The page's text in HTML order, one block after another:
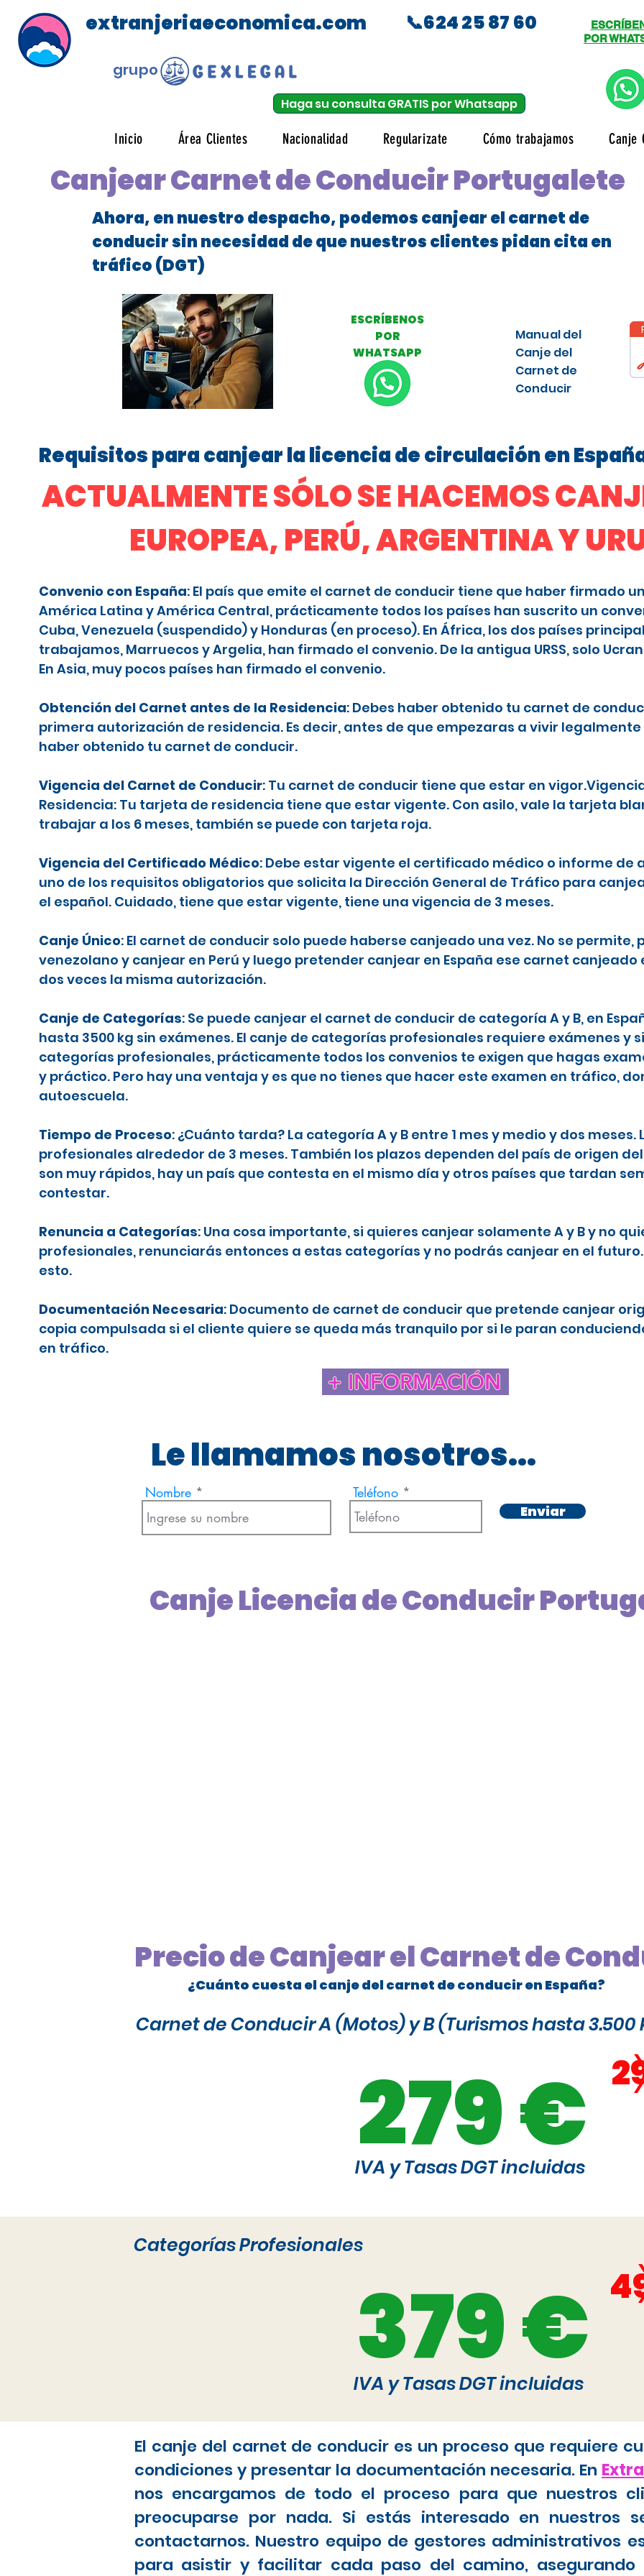
extranjeriaeconomica.com
grupo
📞624 25 87 60
Haga su consulta GRATIS por Whatsapp
POR
Inicio Área Clientes Nacionalidad Regularizate Cómo trabajamos Canje
Canjear Carnet de Conducir Portugalete
Ahora, en nuestro despacho, podemos canjear el carnet de
conducir sin necesidad de que nuestros clientes pidan cita en
tráfico (DGT)
ESCRÍBENOS
POR
WHATSAPP
Manual del
Canje del
Carnet de
Conducir
Requisitos para canjear la licencia de circulación en
ACTUALMENTE SÓLO SE HACEMOS
EUROPEA, PERÚ, ARGENTINA Y
Convenio con España: El país que emite el carnet de conducir tiene que haber firmado
América Latina y América Central, prácticamente todos los países han suscrito un
Cuba, Venezuela (suspendido) y Honduras (en proceso). En África, los dos países
trabajamos, Marruecos y Argelia, han firmado el convenio. De la antigua URSS, solo
En Asia, muy pocos países han firmado el convenio.
Obtención del Carnet antes de la Residencia: Debes haber obtenido tu carnet de
primera autorización de residencia. Es decir, antes de que empezaras a vivir legalmente
haber obtenido tu carnet de conducir.
Vigencia del Carnet de Conducir: Tu carnet de conducir tiene que estar en
Residencia: Tu tarjeta de residencia tiene que estar vigente. Con asilo, vale la tarjeta
trabajar a los 6 meses, también se puede con tarjeta roja.
Vigencia del Certificado Médico: Debe estar vigente el certificado médico o informe de
uno de los requisitos obligatorios que solicita la Dirección General de Tráfico para
el español. Cuidado, tiene que estar vigente, tiene una vigencia de 3 meses.
Canje Único: El carnet de conducir solo puede haberse canjeado una vez. No se permite,
venezolano y canjear en Perú y luego pretender canjear en España ese carnet canjeado
dos veces la misma autorización.
Canje de Categorías: Se puede canjear el carnet de conducir de categoría A y B, en
hasta 3500 kg sin exámenes. El canje de categorías profesionales requiere exámenes y
categorías profesionales, prácticamente todos los convenios te exigen que hagas
y práctico. Pero hay una ventaja y es que no tienes que hacer este examen en tráfico,
autoescuela.
Tiempo de Proceso: ¿Cuánto tarda? La categoría A y B entre 1 mes y medio y dos
profesionales alrededor de 3 meses. También los plazos dependen del país de origen
son muy rápidos, hay un país que contesta en el mismo día y otros países que tardan
contestar.
Renuncia a Categorías: Una cosa importante, si quieres canjear solamente A y B y no
profesionales, renunciarás entonces a estas categorías y no podrás canjear en el
esto.
Documentación Necesaria: Documento de carnet de conducir que pretende canjear
copia compulsada si el cliente quiere se queda más tranquilo por si le paran
en tráfico.
+ INFORMACIÓN
Le llamamos nosotros...
Nombre Teléfono
Enviar
Canje Licencia de Conducir
Precio de Canjear el Carnet de
¿Cuánto cuesta el canje del carnet de conducir en España?
Carnet de Conducir A (Motos) y B (Turismos hasta 3.500
279 €
IVA y Tasas DGT incluidas
Categorías Profesionales
379 €
IVA y Tasas DGT incluidas
El canje del carnet de conducir es un proceso que requiere
condiciones y presentar la documentación necesaria. En
nos encargamos de todo el proceso para que nuestros
preocuparse por nada. Si estás interesado en nuestros
contactarnos. Nuestro equipo de gestores administrativos
para asistir y facilitar cada paso del camino, asegurando